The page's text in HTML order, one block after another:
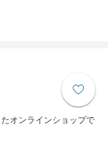
オンラインショップで